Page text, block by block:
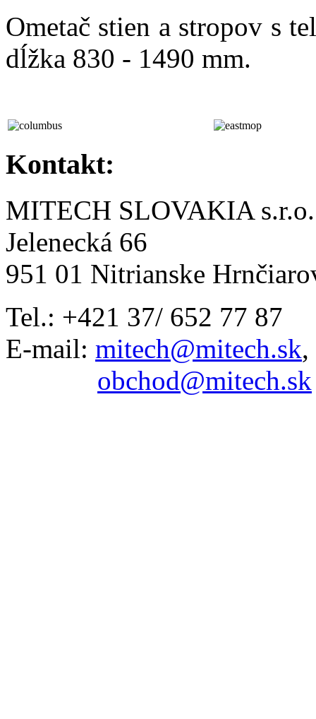
Ometač stien a stropov s
dĺžka 830 - 1490 mm.
Kontakt:
MITECH SLOVAKIA s.r.o.
Jelenecká 66
951 01 Nitrianske
Tel.: +421 37/ 652 77 87
E-mail: mitech@mitech.sk,
obchod@mitech.sk